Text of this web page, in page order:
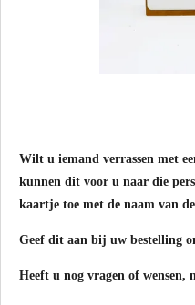
Wilt u iemand verrassen met
kunnen dit voor u naar die
kaartje toe met de naam van
Geef dit aan bij uw bestelling
Heeft u nog vragen of wensen,